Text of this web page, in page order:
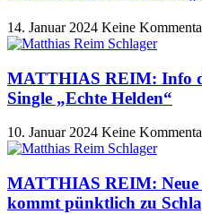
14. Januar 2024 Keine
MATTHIAS REIM: Info
Single „Echte Helden“
10. Januar 2024 Keine
MATTHIAS REIM: Neue
kommt pünktlich zu